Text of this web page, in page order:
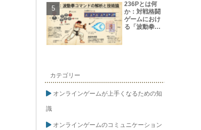
236Pとは何
か：対戦格闘
ゲームにおけ
る「波動拳コ
カテゴリー
オンラインゲームが上手くなるための知
識
オンラインゲームのコミュニケーション